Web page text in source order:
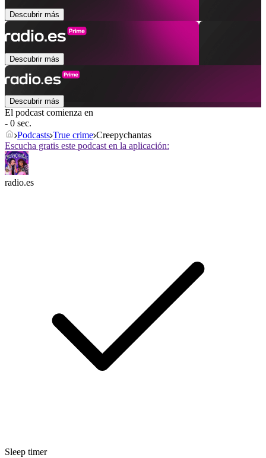
Descubrir más
Descubrir más
Descubrir más
El podcast comienza en
- 0 sec.
Podcasts True crime Creepychantas
Escucha gratis este podcast en la aplicación:
radio.es
Sleep timer